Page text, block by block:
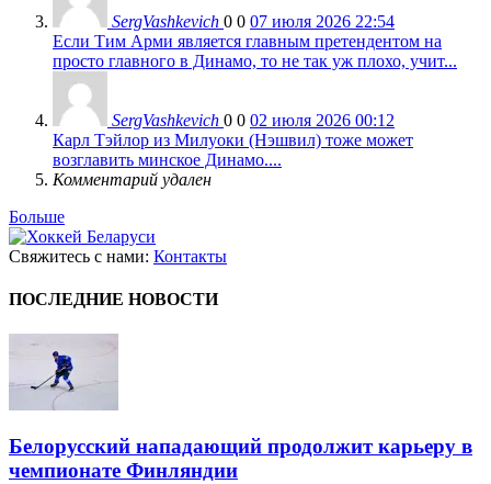
SergVashkevich 0 0 07 июля 2026 22:54
Если Тим Арми является главным претендентом на
просто главного в Динамо, то не так уж плохо, учит...
SergVashkevich 0 0 02 июля 2026 00:12
Карл Тэйлор из Милуоки (Нэшвил) тоже может
возглавить минское Динамо....
Комментарий удален
Больше
Свяжитесь с нами: Контакты
ПОСЛЕДНИЕ НОВОСТИ
Белорусский нападающий продолжит карьеру в
чемпионате Финляндии